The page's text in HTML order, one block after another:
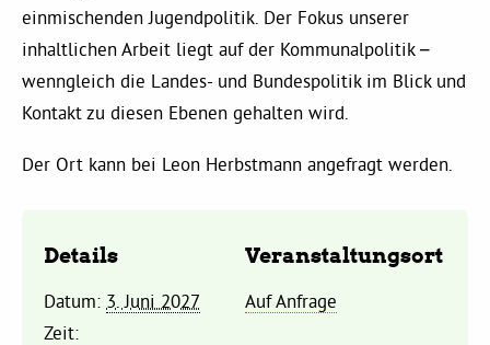
Sylvia Rietenberg, MdB
Dorothea Deppermann, MdL
Josefine Paul, MdL
Daniel Freund, MdEP
einmischenden Jugendpolitik. Der Fokus unserer
inhaltlichen Arbeit liegt auf der Kommunalpolitik –
wenngleich die Landes- und Bundespolitik im Blick und
Kontakt zu diesen Ebenen gehalten wird.
Der Ort kann bei Leon Herbstmann angefragt werden.
Details
Datum: 3. Juni 2027
Zeit:
Veranstaltungsort
Auf Anfrage